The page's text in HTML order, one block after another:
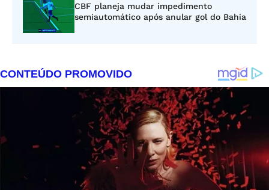
CBF planeja mudar impedimento
semiautomático após anular gol do Bahia